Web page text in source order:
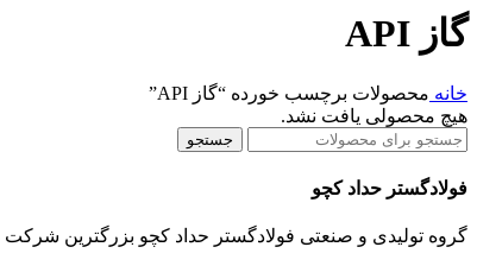
گاز API
خانه محصولات برچسب خورده “گاز API”
هیچ محصولی یافت نشد.
جستجو
فولادگستر حداد کچو
گروه تولیدی و صنعتی فولادگستر حداد کچو بزرگترین شرکت دانش بنیان در زمینه